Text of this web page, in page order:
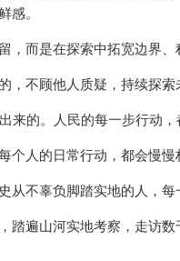
感。
，而是在探索中拓宽边界、
，不顾他人质疑，持续探
来的。人民的每一步行动，
个人的日常行动，都会慢
从不辜负脚踏实地的人，每
踏遍山河实地考察，走访